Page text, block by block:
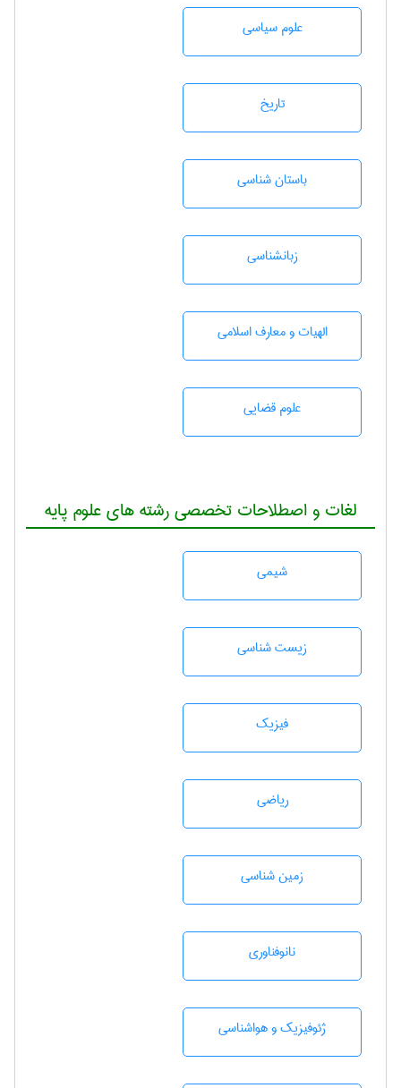
علوم سياسی
تاريخ
باستان شناسی
زبانشناسی
الهیات و معارف اسلامی
علوم قضایی
لغات و اصطلاحات تخصصی رشته های علوم پایه
شيمی
زيست شناسی
فیزیک
رياضی
زمين شناسی
نانوفناوری
ژئوفيزيك و هواشناسی